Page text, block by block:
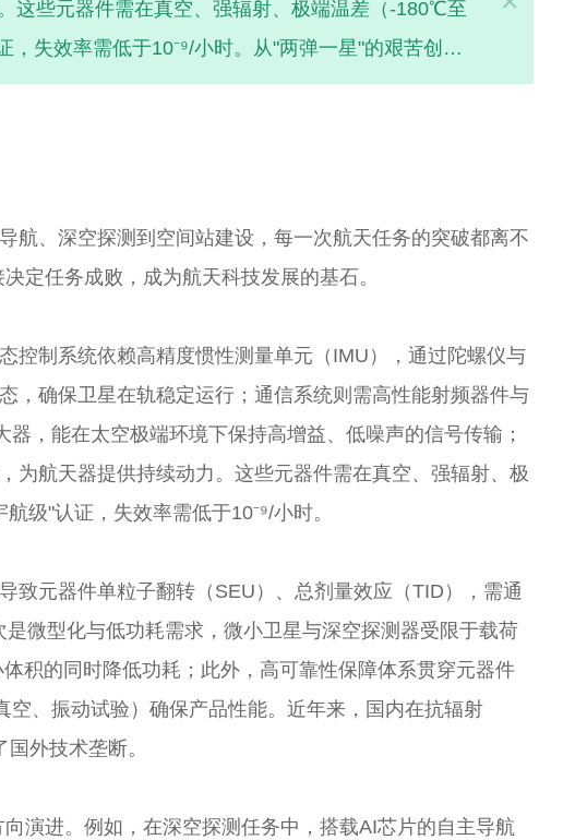
这些元器件需在真空、强辐射、极端温差（-180℃至
失效率需低于10⁻⁹/小时。从"两弹一星"的艰苦创业
可靠性极限的执着追求。
航、深空探测到空间站建设，每一次航天任务的突破都离不
定任务成败，成为航天科技发展的基石。
控制系统依赖高精度惯性测量单元（IMU），通过陀螺仪与
，确保卫星在轨稳定运行；通信系统则需高性能射频器件与
，能在太空极端环境下保持高增益、低噪声的信号传输；
为航天器提供持续动力。这些元器件需在真空、强辐射、极
"认证，失效率需低于10⁻⁹/小时。
致元器件单粒子翻转（SEU）、总剂量效应（TID），需通
微型化与低功耗需求，微小卫星与深空探测器受限于载荷
积的同时降低功耗；此外，高可靠性保障体系贯穿元器件
、振动试验）确保产品性能。近年来，国内在抗辐射
外技术垄断。
演进。例如，在深空探测任务中，搭载AI芯片的自主导航